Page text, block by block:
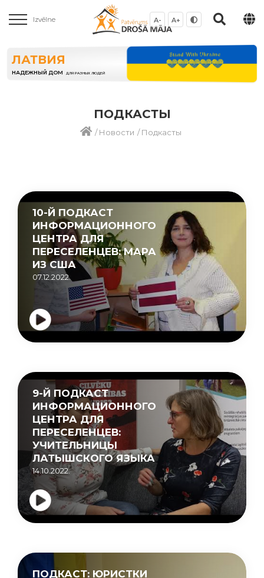
Izvēlne A- A+
ЛАТВИЯ
НАДЕЖНЫЙ ДОМ ДЛЯ РАЗНЫХ ЛЮДЕЙ
ПОДКАСТЫ
/Новости /Подкасты
10-Й ПОДКАСТ
ИНФОРМАЦИОННОГО
ЦЕНТРА ДЛЯ
ПЕРЕСЕЛЕНЦЕВ: МАРА
ИЗ США
07.12.2022.
9-Й ПОДКАСТ
ИНФОРМАЦИОННОГО
ЦЕНТРА ДЛЯ
ПЕРЕСЕЛЕНЦЕВ:
УЧИТЕЛЬНИЦЫ
ЛАТЫШСКОГО ЯЗЫКА
14.10.2022.
ПОДКАСТ: ЮРИСТКИ